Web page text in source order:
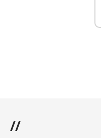
//